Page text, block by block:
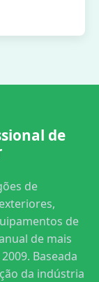
de
de
de
de mais
Baseada
da indústria